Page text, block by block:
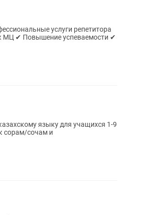
услуги репетитора
МЦ ✔ Повышение успеваемости ✔
языку для учащихся 1-9
сорам/сочам и